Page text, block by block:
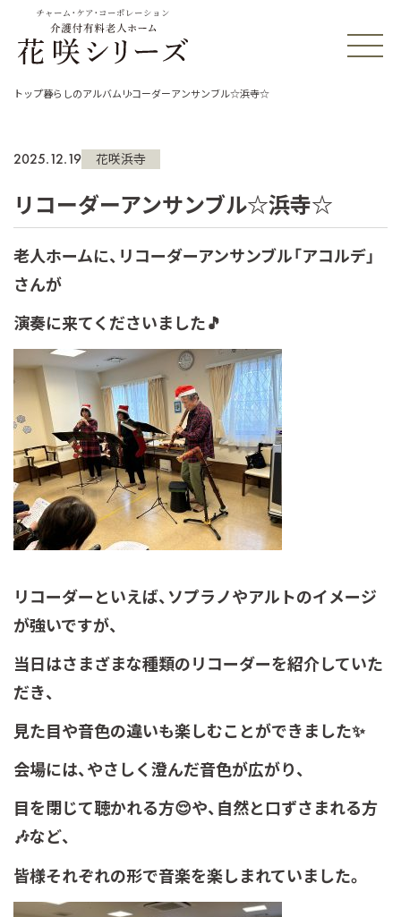
チャーム・ケア・コーポレーション
トップ暮らしのアルバム リコーダーアンサンブル☆浜寺☆
2025.12.19 花咲浜寺
リコーダーアンサンブル☆浜寺☆
老人ホームに、リコーダーアンサンブル「アコルデ」
さんが
演奏に来てくださいました🎵
リコーダーといえば、ソプラノやアルトのイメージ
が強いですが、
当日はさまざまな種類のリコーダーを紹介していた
だき、
見た目や音色の違いも楽しむことができました✨
会場には、やさしく澄んだ音色が広がり、
目を閉じて聴かれる方😌や、自然と口ずさまれる方
🎶など、
皆様それぞれの形で音楽を楽しまれていました。